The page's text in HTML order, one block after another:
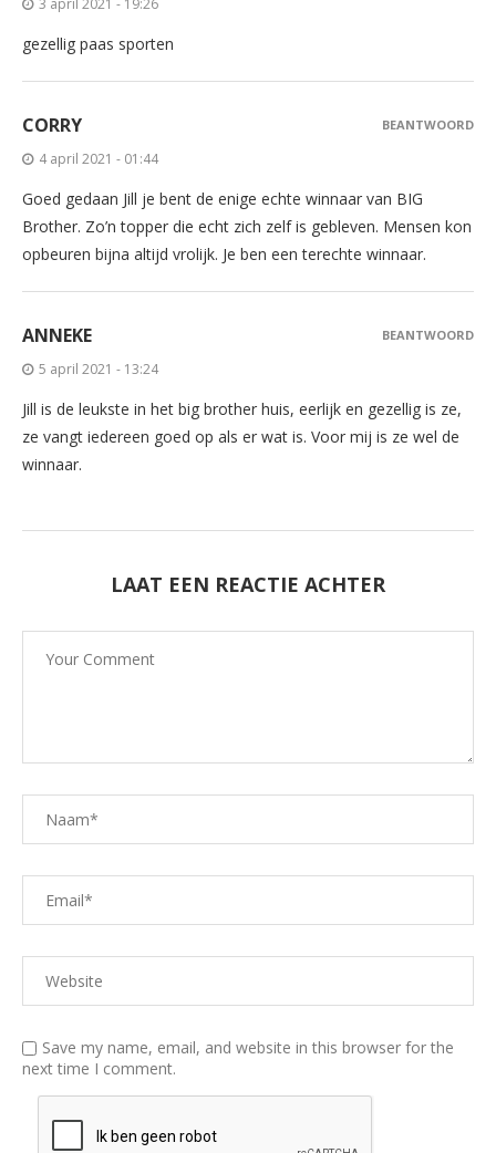
3 april 2021 - 19:26
gezellig paas sporten
CORRY
4 april 2021 - 01:44
Goed gedaan Jill je bent de enige echte winnaar van BIG
Brother. Zo’n topper die echt zich zelf is gebleven. Mensen kon
opbeuren bijna altijd vrolijk. Je ben een terechte winnaar.
BEANTWOORD
ANNEKE
5 april 2021 - 13:24
Jill is de leukste in het big brother huis, eerlijk en gezellig is ze,
ze vangt iedereen goed op als er wat is. Voor mij is ze wel de
winnaar.
BEANTWOORD
LAAT EEN REACTIE ACHTER
Save my name, email, and website in this browser for the
next time I comment.